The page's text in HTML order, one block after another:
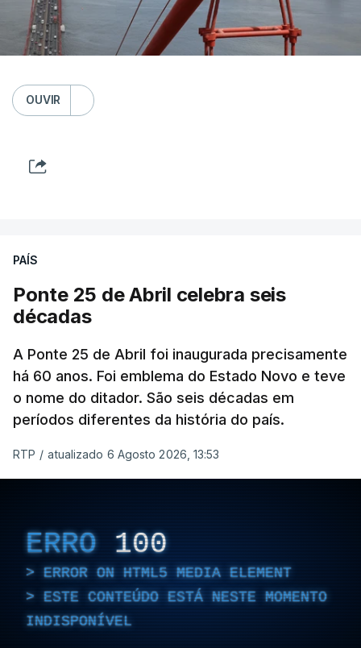
OUVIR
PAÍS
Ponte 25 de Abril celebra seis
décadas
A Ponte 25 de Abril foi inaugurada precisamente
há 60 anos. Foi emblema do Estado Novo e teve
o nome do ditador. São seis décadas em
períodos diferentes da história do país.
RTP / atualizado 6 Agosto 2026, 13:53
ERRO 100
ERROR ON HTML5 MEDIA ELEMENT
ESTE CONTEÚDO ESTÁ NESTE MOMENTO
INDISPONÍVEL